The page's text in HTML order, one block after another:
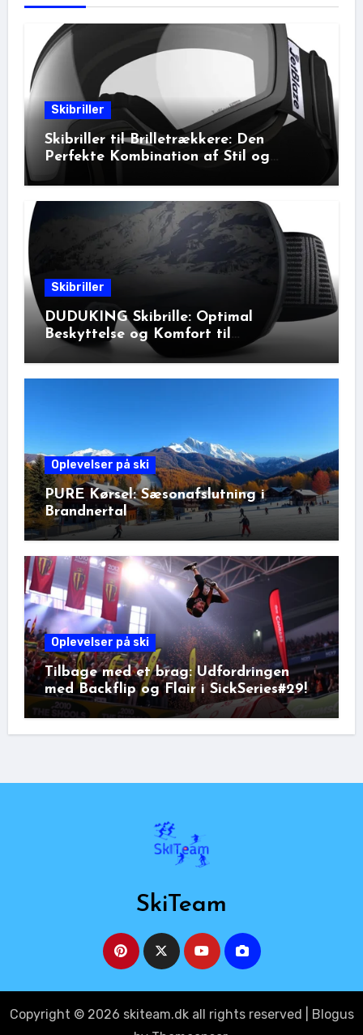
Skibriller
Skibriller til Brilletrækkere: Den
Perfekte Kombination af Stil og
Beskyttelse
Skibriller
DUDUKING Skibrille: Optimal
Beskyttelse og Komfort til
Vinteraktiviteter
Oplevelser på ski
PURE Kørsel: Sæsonafslutning i
Brandnertal
Oplevelser på ski
Tilbage med et brag: Udfordringen
med Backflip og Flair i SickSeries#29!
SkiTeam
Copyright © 2026 skiteam.dk all rights reserved
Blogus